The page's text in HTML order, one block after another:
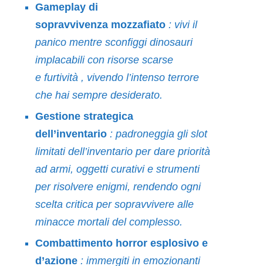
Gameplay di
sopravvivenza mozzafiato : vivi il
panico mentre sconfiggi dinosauri
implacabili con risorse scarse
e furtività , vivendo l’intenso terrore
che hai sempre desiderato.
Gestione strategica
dell’inventario : padroneggia gli slot
limitati dell’inventario per dare priorità
ad armi, oggetti curativi e strumenti
per risolvere enigmi, rendendo ogni
scelta critica per sopravvivere alle
minacce mortali del complesso.
Combattimento horror esplosivo e
d’azione : immergiti in emozionanti